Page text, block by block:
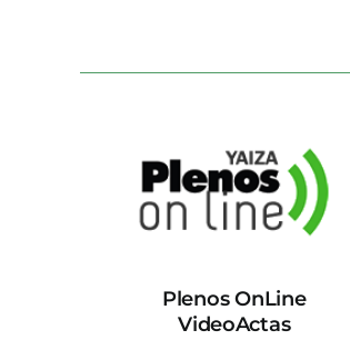
Plenos OnLine
VideoActas